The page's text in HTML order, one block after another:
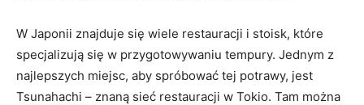
W Japonii znajduje się wiele restauracji i stoisk, które
specjalizują się w przygotowywaniu tempury. Jednym z
najlepszych miejsc, aby spróbować tej potrawy, jest
Tsunahachi – znaną sieć restauracji w Tokio. Tam można